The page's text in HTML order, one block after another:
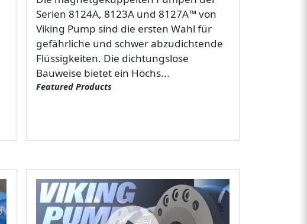
Serien 8124A, 8123A und 8127A™ von
Viking Pump sind die ersten Wahl für
gefährliche und schwer abzudichtende
Flüssigkeiten. Die dichtungslose
Bauweise bietet ein Höchs...
Featured Products